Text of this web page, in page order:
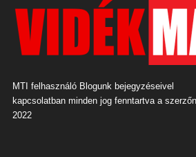
MTI felhasználó Blogunk bejegyzéseivel
kapcsolatban minden jog fenntartva a
2022